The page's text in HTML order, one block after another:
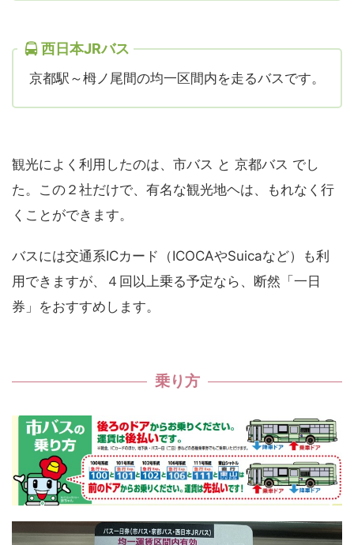
西日本JRバス
京都駅～栂ノ尾間の均一区間内を走るバスです。
観光によく利用したのは、市バス と 京都バス でし
た。この２社だけで、有名な観光地ヘは、もれなく行
くことができます。
バスには交通系ICカード（ICOCAやSuicaなど）も利
用できますが、４回以上乗る予定なら、断然「一日
券」をおすすめします。
乗り方